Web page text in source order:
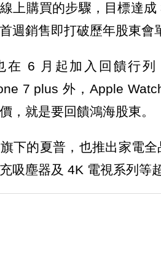
上購買的步驟，目標達
週銷售即打破歷年股東會
在 6 月起加入回饋行列
7 plus 外，Apple
，就是要回饋鴻海股東。
下的夏普，也推出家電
吸塵器及 4K 電視系列等